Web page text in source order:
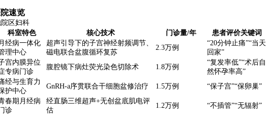
速览
区妇科
科室特色 核心技术 门诊量/年
患者评价关键词
经病一体化
理中心
超声引导下的子宫神经射频调节、
磁电联合盆腹循环复苏
2.3万例
“20分钟止痛”“当天
回家”
宫内膜异位
专病门诊
腹腔镜下病灶荧光染色切除术 1.8万例
“复发率低”“术后自
然怀孕率高”
经与生育力
护中心
GnRH-a序贯联合干细胞盆修治疗 1.5万例
“保子宫”“保卵巢”
春期月经病
诊
经直肠三维超声+无创盆底肌电评
估
1.2万例 “不插管”“无辐射”